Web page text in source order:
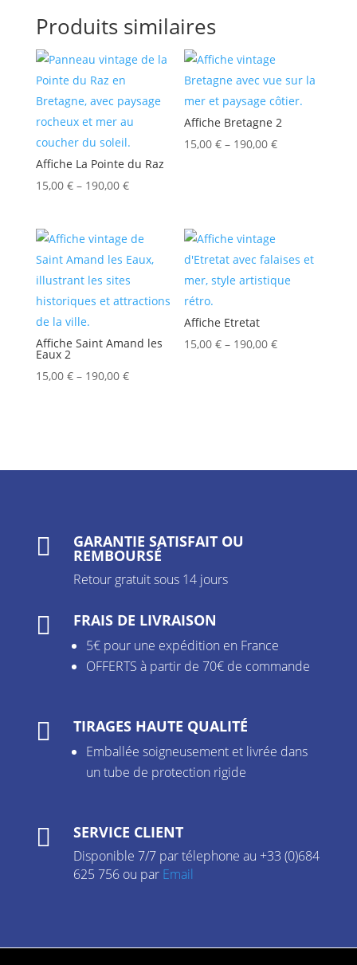
Produits similaires
Affiche La Pointe du Raz
15,00 €– 190,00 €
Affiche Bretagne 2
15,00€ – 190,00€
Affiche Saint Amand les
Eaux 2
15,00 €– 190,00 €
Affiche Etretat
15,00€ – 190,00€
 GARANTIE SATISFAIT OU
REMBOURSÉ
Retour gratuit sous 14 jours
 FRAIS DE LIVRAISON
5€ pour une expédition en France
OFFERTS à partir de 70€ de commande
 TIRAGES HAUTE QUALITÉ
Emballée soigneusement et livrée dans
un tube de protection rigide
 SERVICE CLIENT
Disponible 7/7 par télephone au +33 (0)684
625 756 ou par Email